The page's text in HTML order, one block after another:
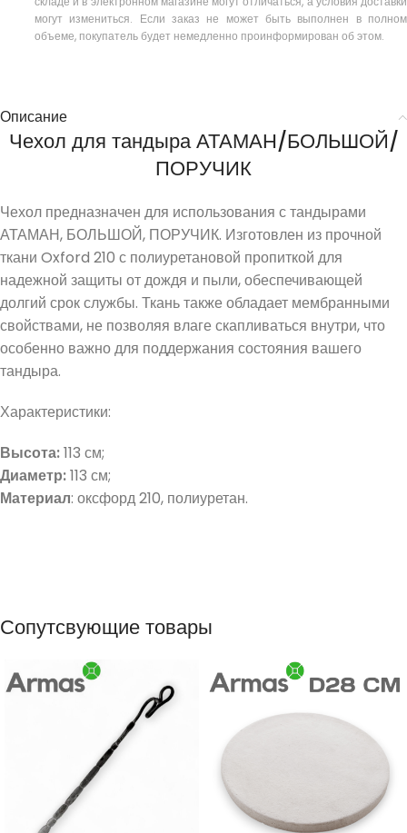
могут измениться. Если заказ не может быть выполнен в полном
объеме, покупатель будет немедленно проинформирован об этом.
Описание
Чехол для тандыра АТАМАН/БОЛЬШОЙ/
ПОРУЧИК
Чехол предназначен для использования с тандырами
АТАМАН, БОЛЬШОЙ, ПОРУЧИК. Изготовлен из прочной
ткани Oxford 210 с полиуретановой пропиткой для
надежной защиты от дождя и пыли, обеспечивающей
долгий срок службы. Ткань также обладает мембранными
свойствами, не позволяя влаге скапливаться внутри, что
особенно важно для поддержания состояния вашего
тандыра.
Характеристики:
Высота:113 см;
Диаметр:113 см;
Материал: оксфорд 210, полиуретан.
Сопутсвующие товары